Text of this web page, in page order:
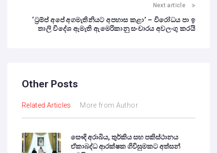
Next article
‘ට්‍රම්ප් අපේ අගමැතිනියට අපහාස කළා’ – විරෝධය පා ඉ
තාලි විදේශ ඇමැති ඇමෙරිකානු සංචාරය අවලංගු කරයි
Other Posts
Related Articles More from Author
සෞදි අරාබිය, තුර්කිය සහ පකිස්ථානය
ඒකාබද්ධ ආරක්ෂක ගිවිසුමකට අත්සන්